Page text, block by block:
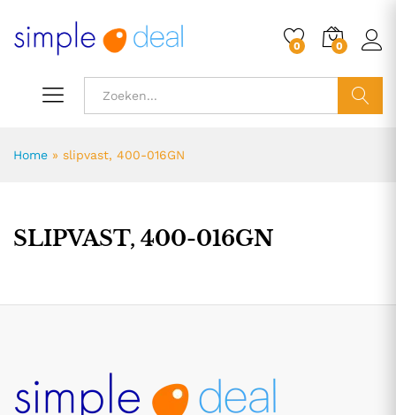
0 0
Home » slipvast, 400-016GN
SLIPVAST, 400-016GN